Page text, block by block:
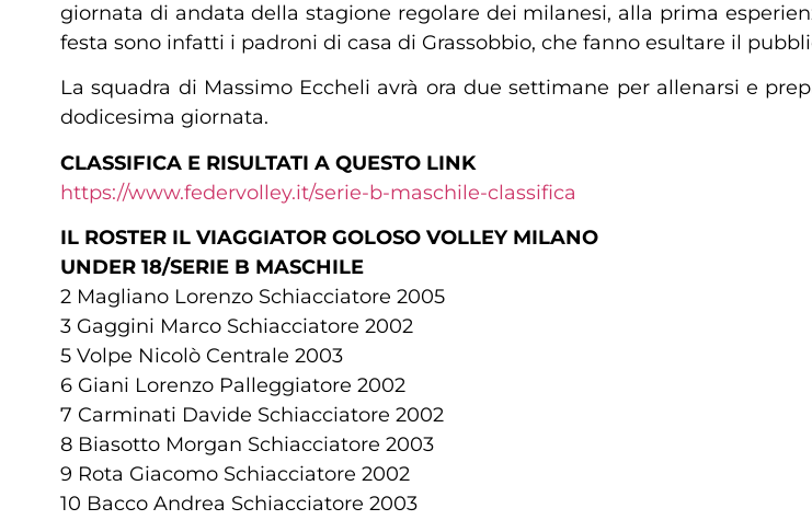
giornata di andata della stagione regolare dei milanesi, alla prima
festa sono infatti i padroni di casa di Grassobbio, che fanno esultare il
La squadra di Massimo Eccheli avrà ora due settimane per allenarsi e
dodicesima giornata.
CLASSIFICA E RISULTATI A QUESTO LINK
https://www.federvolley.it/serie-b-maschile-classifica
IL ROSTER IL VIAGGIATOR GOLOSO VOLLEY MILANO
UNDER 18/SERIE B MASCHILE
2 Magliano Lorenzo Schiacciatore 2005
3 Gaggini Marco Schiacciatore 2002
5 Volpe Nicolò Centrale 2003
6 Giani Lorenzo Palleggiatore 2002
7 Carminati Davide Schiacciatore 2002
8 Biasotto Morgan Schiacciatore 2003
9 Rota Giacomo Schiacciatore 2002
10 Bacco Andrea Schiacciatore 2003